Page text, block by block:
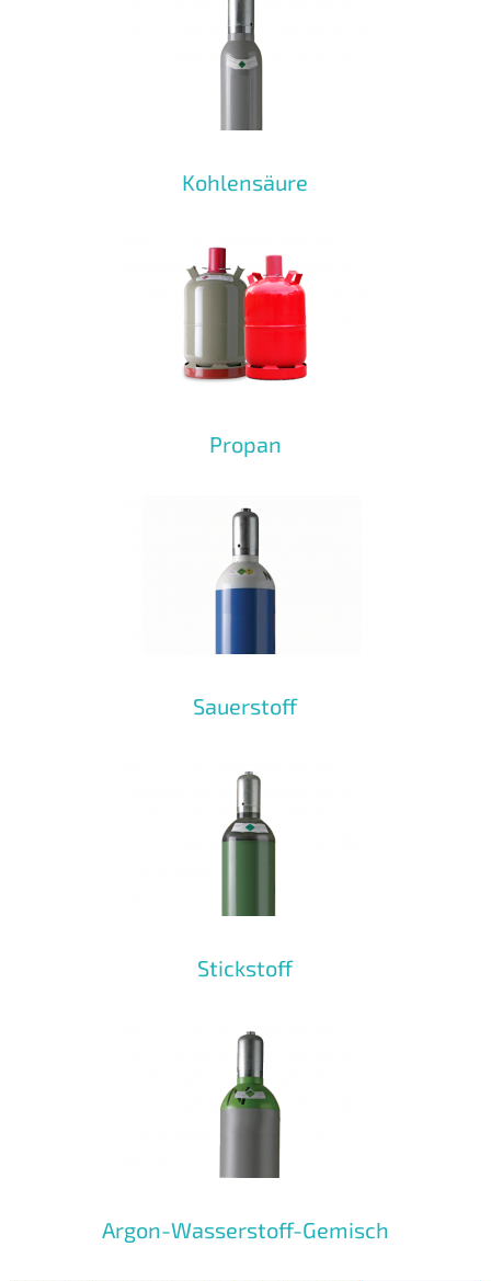
Kohlensäure
Propan
Sauerstoff
Stickstoff
Argon-Wasserstoff-Gemisch